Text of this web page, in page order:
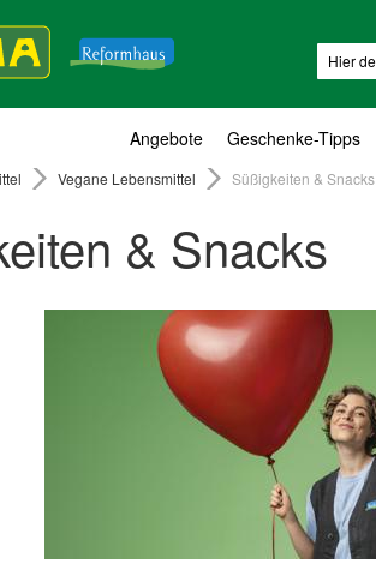
Angebote Geschenke-Tipps
Vegane Lebensmittel Süßigkeiten & Snacks
& Snacks